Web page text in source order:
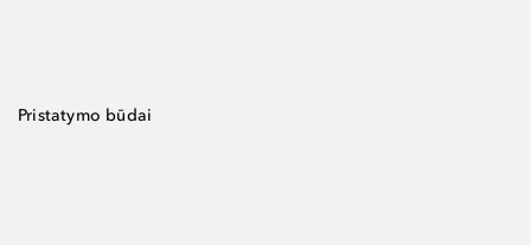
Pristatymo būdai